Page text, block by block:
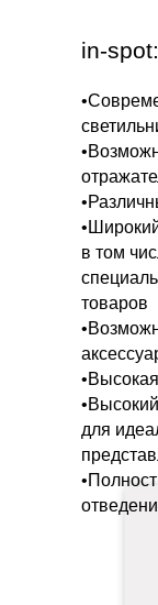
в том
товаров
для
in-spot: